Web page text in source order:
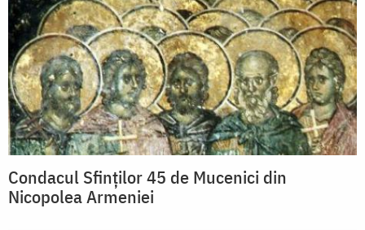
Condacul Sfinţilor 45 de Mucenici din
Nicopolea Armeniei